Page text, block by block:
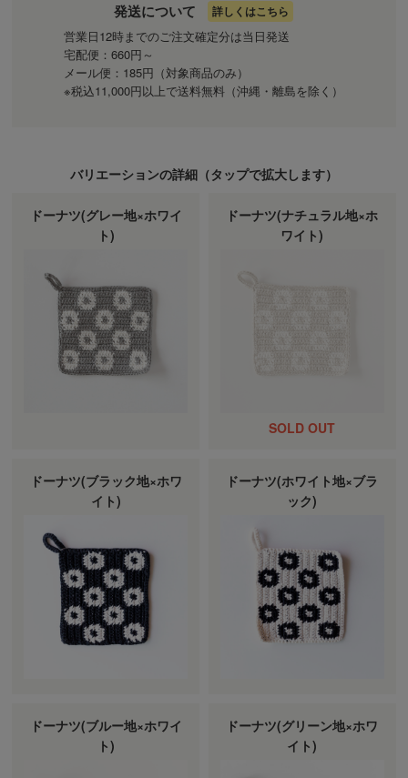
発送について 詳しくはこちら
営業日12時までのご注文確定分は当日発送
宅配便：660円～
メール便：185円（対象商品のみ）
※税込11,000円以上で送料無料（沖縄・離島を除く）
バリエーションの詳細（タップで拡大します）
ドーナツ(グレー地×ホワイ
ト)
ドーナツ(ナチュラル地×ホ
ワイト)
ドーナツ(ブラック地×ホワ
イト)
ドーナツ(ホワイト地×ブラ
ック)
ドーナツ(ブルー地×ホワイ
ト)
ドーナツ(グリーン地×ホワ
イト)